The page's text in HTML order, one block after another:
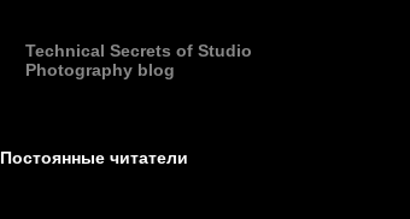
Technical Secrets of Studio
Photography blog
Постоянные читатели